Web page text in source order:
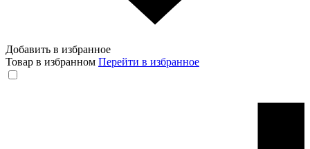
Добавить в избранное
Товар в избранном Перейти в избранное